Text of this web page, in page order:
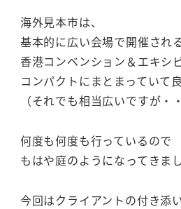
海外見本市は、
基本的に広い会場で開催され
香港コンベンション＆エキシ
コンパクトにまとまっていて
（それでも相当広いですが・・
何度も何度も行っているので
もはや庭のようになってきまし
今回はクライアントの付き添